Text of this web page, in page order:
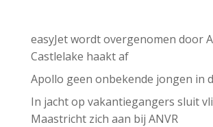
easyJet wordt overgenomen door
Castlelake haakt af
Apollo geen onbekende jongen in
In jacht op vakantiegangers sluit
Maastricht zich aan bij ANVR